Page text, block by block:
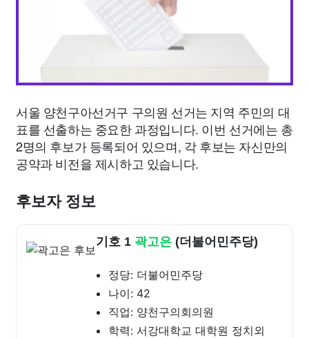
서울 양천구아선거구 구의원 선거는 지역 주민의 대
표를 선출하는 중요한 과정입니다. 이번 선거에는 총
2명의 후보가 등록되어 있으며, 각 후보는 자신만의
공약과 비전을 제시하고 있습니다.
후보자 정보
기호 1 곽고은 (더불어민주당)
정당: 더불어민주당
나이: 42
직업: 양천구의회의원
학력: 서강대학교 대학원 정치외